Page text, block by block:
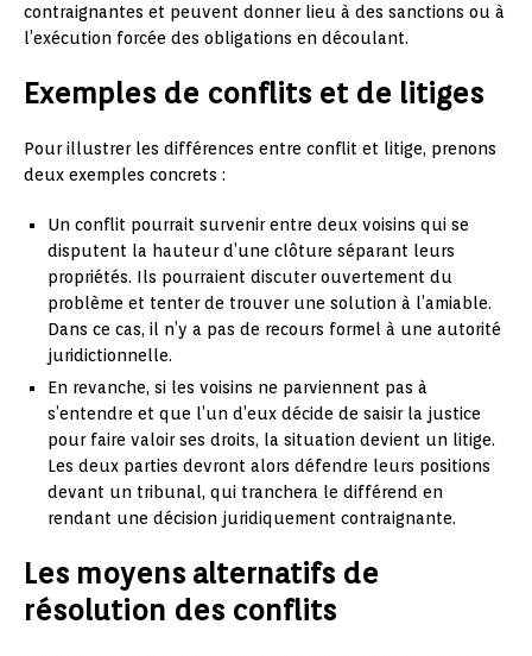
contraignantes et peuvent donner lieu à des sanctions ou à
l’exécution forcée des obligations en découlant.
Exemples de conflits et de litiges
Pour illustrer les différences entre conflit et litige, prenons
deux exemples concrets :
Un conflit pourrait survenir entre deux voisins qui se
disputent la hauteur d’une clôture séparant leurs
propriétés. Ils pourraient discuter ouvertement du
problème et tenter de trouver une solution à l’amiable.
Dans ce cas, il n’y a pas de recours formel à une autorité
juridictionnelle.
En revanche, si les voisins ne parviennent pas à
s’entendre et que l’un d’eux décide de saisir la justice
pour faire valoir ses droits, la situation devient un litige.
Les deux parties devront alors défendre leurs positions
devant un tribunal, qui tranchera le différend en
rendant une décision juridiquement contraignante.
Les moyens alternatifs de
résolution des conflits